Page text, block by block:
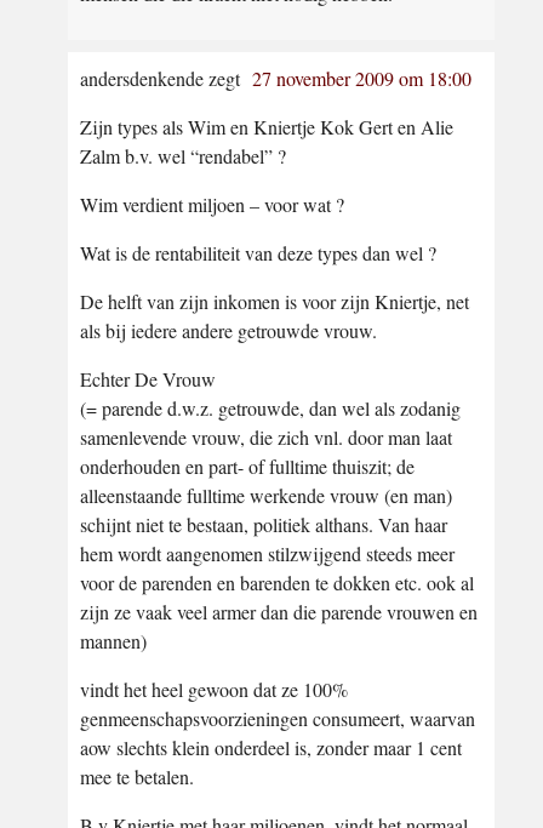
andersdenkendezegt 27 november 2009 om 18:00
Zijn types als Wim en Kniertje Kok Gert en Alie
Zalm b.v. wel “rendabel” ?
Wim verdient miljoen – voor wat ?
Wat is de rentabiliteit van deze types dan wel ?
De helft van zijn inkomen is voor zijn Kniertje, net
als bij iedere andere getrouwde vrouw.
Echter De Vrouw
(= parende d.w.z. getrouwde, dan wel als zodanig
samenlevende vrouw, die zich vnl. door man laat
onderhouden en part- of fulltime thuiszit; de
alleenstaande fulltime werkende vrouw (en man)
schijnt niet te bestaan, politiek althans. Van haar
hem wordt aangenomen stilzwijgend steeds meer
voor de parenden en barenden te dokken etc. ook al
zijn ze vaak veel armer dan die parende vrouwen en
mannen)
vindt het heel gewoon dat ze 100%
genmeenschapsvoorzieningen consumeert, waarvan
aow slechts klein onderdeel is, zonder maar 1 cent
mee te betalen.